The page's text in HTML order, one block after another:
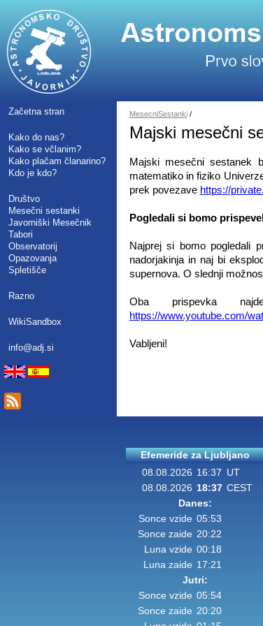
Začetna stran
Kako do nas?
Kako se včlanim?
Kako plačam članarino?
Kdo je kdo?
Društvo
Mesečni sestanki
Javorniški Mesečnik
Tabori
Observatorij
Opazovanja
Spletišče
Razno
WikiSandbox
info@adj.si
MesecniSestanki/
Majski mesečni
Majski mesečni sestanek
matematiko in fiziko
prek povezave https://
Pogledali si bomo
Najprej si bomo pogledali
nadorjakinja in naj bi
supernova. O slednji
Oba prispevka
https://www.youtube.com/
Vabljeni!
Efemeride za Ljubljano
08.08.2026 16:37 UT
08.08.2026 18:37 CEST
Danes:
Sonce vzide 05:53
Sonce zaide 20:22
Luna vzide 00:18
Luna zaide 17:21
Jutri:
Sonce vzide 05:54
Sonce zaide 20:20